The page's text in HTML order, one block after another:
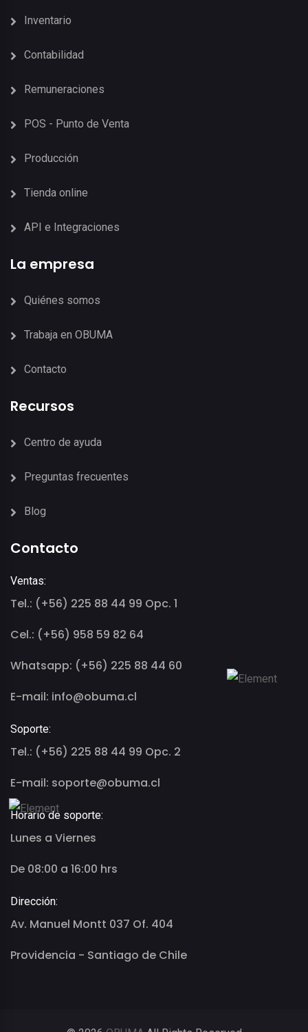
Inventario
Contabilidad
Remuneraciones
POS - Punto de Venta
Producción
Tienda online
API e Integraciones
La empresa
Quiénes somos
Trabaja en OBUMA
Contacto
Recursos
Centro de ayuda
Preguntas frecuentes
Blog
Contacto
Ventas:
Tel.: (+56) 225 88 44 99 Opc. 1
Cel.: (+56) 958 59 82 64
Whatsapp: (+56) 225 88 44 60
E-mail: info@obuma.cl
Soporte:
Tel.: (+56) 225 88 44 99 Opc. 2
E-mail: soporte@obuma.cl
Horario de soporte:
Lunes a Viernes
De 08:00 a 16:00 hrs
Dirección:
Av. Manuel Montt 037 Of. 404
Providencia - Santiago de Chile